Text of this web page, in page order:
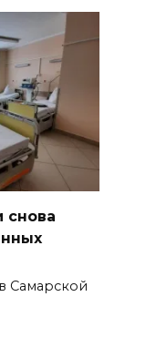
снова
Самарской